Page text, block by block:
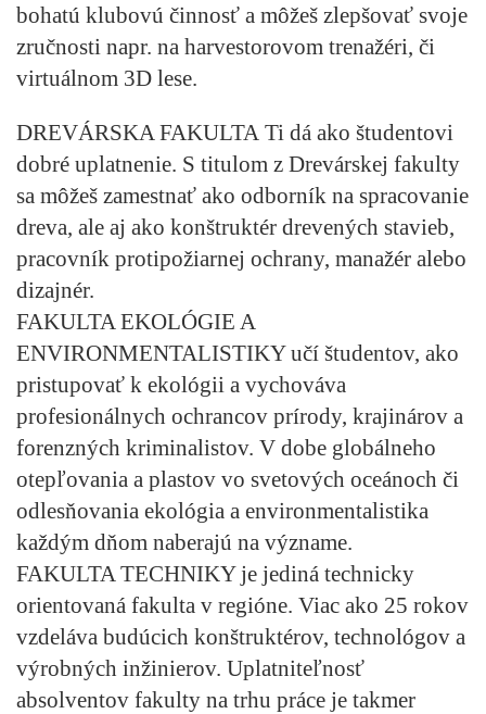
bohatú klubovú činnosť a môžeš zlepšovať svoje
zručnosti napr. na harvestorovom trenažéri, či
virtuálnom 3D lese.
DREVÁRSKA FAKULTA Ti dá ako študentovi
dobré uplatnenie. S titulom z Drevárskej fakulty
sa môžeš zamestnať ako odborník na spracovanie
dreva, ale aj ako konštruktér drevených stavieb,
pracovník protipožiarnej ochrany, manažér alebo
dizajnér.
FAKULTA EKOLÓGIE A
ENVIRONMENTALISTIKYučí študentov, ako
pristupovať k ekológii a vychováva
profesionálnych ochrancov prírody, krajinárov a
forenzných kriminalistov. V dobe globálneho
otepľovania a plastov vo svetových oceánoch či
odlesňovania ekológia a environmentalistika
každým dňom naberajú na význame.
FAKULTA TECHNIKY je jediná technicky
orientovaná fakulta v regióne. Viac ako 25 rokov
vzdeláva budúcich konštruktérov, technológov a
výrobných inžinierov. Uplatniteľnosť
absolventov fakulty na trhu práce je takmer